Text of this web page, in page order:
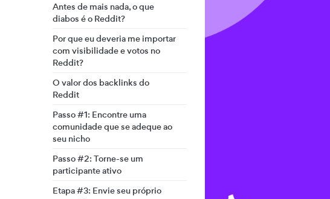
Antes de mais nada, o que
diabos é o Reddit?
Por que eu deveria me importar
com visibilidade e votos no
Reddit?
O valor dos backlinks do
Reddit
Passo #1: Encontre uma
comunidade que se adeque ao
seu nicho
Passo #2: Torne-se um
participante ativo
Etapa #3: Envie seu próprio